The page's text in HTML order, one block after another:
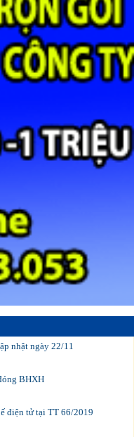
nhật ngày 22/11
BHXH
điện tử tại TT 66/2019